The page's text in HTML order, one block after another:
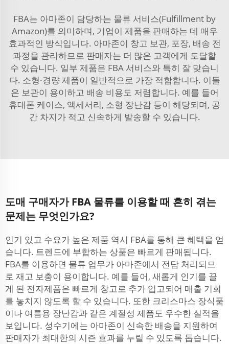
FBA는 아마존이 담당하는 물류 서비스(Fulfillment by
Amazon)를 의미하며, 기업이 제품을 판매하는 데 매우
효과적인 방식입니다. 아마존이 창고 보관, 포장, 배송 전
과정을 관리하므로 판매자는 더 많은 고객에게 도달할
수 있습니다. 일부 제품은 FBA 서비스와 특히 잘 맞습니
다. 소형·경량 제품이 일반적으로 가장 적합합니다. 이들
은 보관이 용이하고 배송 비용도 저렴합니다. 예를 들어
휴대폰 케이스, 액세서리, 소형 장난감 등이 해당되며, 공
간 차지가 적고 신속하게 발송할 수 있습니다.
도매 구매자가 FBA 물류를 이용할 때 흔히 겪는
문제는 무엇인가요?
인기 있고 수요가 높은 제품 역시 FBA를 통해 큰 혜택을 얻
습니다. 트렌드에 부합하는 상품은 빠르게 판매됩니다.
FBA를 이용하면 물류 업무가 아마존에서 전담 처리되므
로 재고 보충이 용이합니다. 예를 들어, 새롭게 인기를 끌
게 된 전자제품은 빠르게 창고로 추가 입고되어 매출 기회
를 놓치지 않도록 할 수 있습니다. 또한 크리스마스 장식품
이나 여름용 장난감과 같은 계절성 제품도 우수한 실적을
보입니다. 성수기에는 아마존이 신속한 배송을 지원하여
판매자가 최대한의 시즌 효과를 누릴 수 있도록 돕습니다.